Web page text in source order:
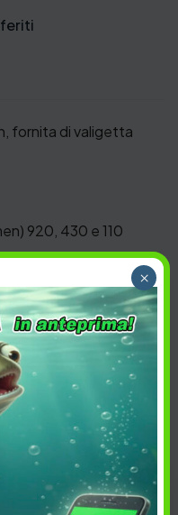
fornita di valigetta
920, 430 e 110
V
MILITARIA,
×